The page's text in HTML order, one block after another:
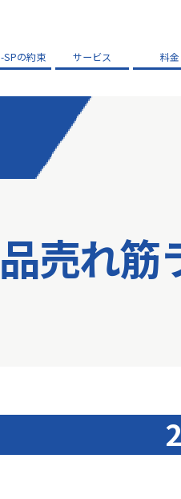
SPの約束 サービス 料金
売れ筋